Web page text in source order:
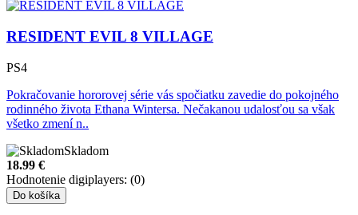
RESIDENT EVIL 8 VILLAGE
PS4
Pokračovanie hororovej série vás spočiatku zavedie do pokojného
rodinného života Ethana Wintersa. Nečakanou udalosťou sa však
všetko zmení n..
Skladom
18.99 €
Hodnotenie digiplayers: (0)
Do košíka